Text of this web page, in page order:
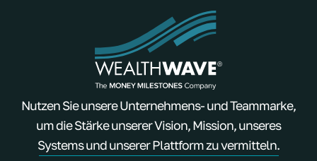
Nutzen Sie unsere Unternehmens- und Teammarke,
um die Stärke unserer Vision, Mission, unseres
Systems und unserer Plattform zu vermitteln.